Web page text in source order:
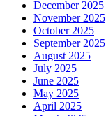
December 2025
November 2025
October 2025
September 2025
August 2025
July 2025
June 2025
May 2025
April 2025